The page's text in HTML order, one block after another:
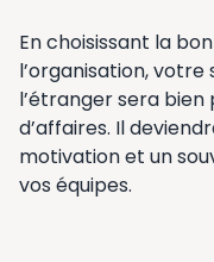
En choisissant la
l’organisation,
l’étranger sera bien
d’affaires. Il
motivation et un
vos équipes.